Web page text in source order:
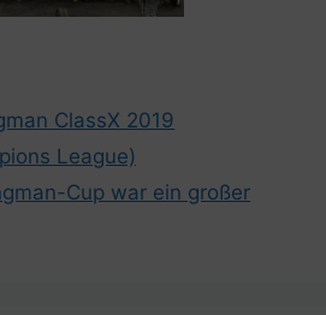
ClassX 2019
League)
Cup war ein großer